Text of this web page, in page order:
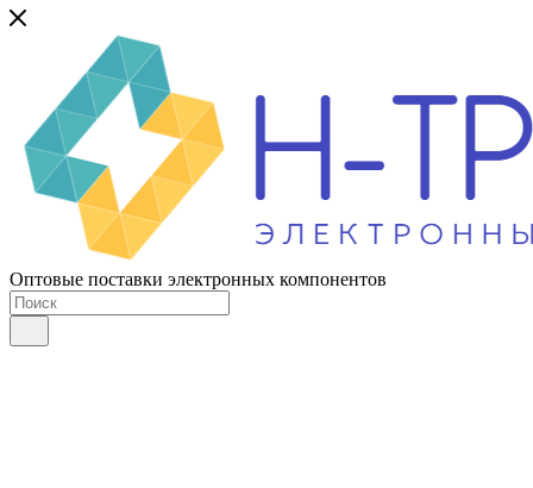
Оптовые поставки электронных компонентов